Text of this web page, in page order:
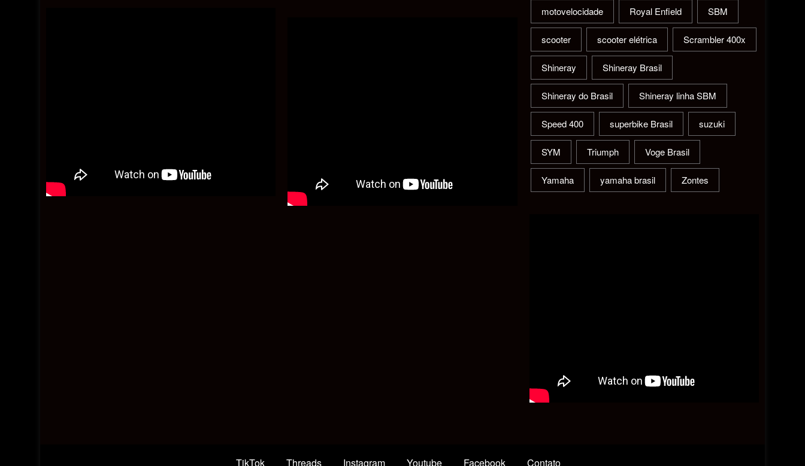
motovelocidade Royal Enfield SBM
scooter scooter elétrica Scrambler 400x
Shineray Shineray Brasil
Shineray do Brasil Shineray linha SBM
Speed 400 superbike Brasil suzuki
SYM Triumph Voge Brasil
Yamaha yamaha brasil Zontes
TikTok Threads Instagram Youtube Facebook Contato